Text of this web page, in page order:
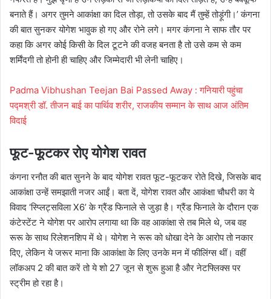
बनाते हैं। अगर तुमने आकांक्षा का दिल तोड़ा, तो उसके बाद मैं तुम्हें तोड़ूंगी।’ कंगना
की बात सुनकर योगेश भावुक हो गए और रोने लगे। मगर कंगना ने साफ तौर पर
कहा कि अगर कोई किसी के दिल टूटने की वजह बनता है तो उसे कम से कम
शर्मिंदगी तो होनी ही चाहिए और जिम्मेदारी भी लेनी चाहिए।
Padma Vibhushan Teejan Bai Passed Away : गनियारी पहुंचा
पद्मश्री डॉ. तीजन बाई का पार्थिव शरीर, राजकीय सम्मान के साथ आज अंतिम
विदाई
फूट-फूटकर रोए योगेश रावत
कंगना रनौत की बात सुनने के बाद योगेश रावत फूट-फूटकर रोते दिखे, जिसके बाद
आकांक्षा उन्हें समझाती नजर आईं। बता दें, योगेश रावत और आकंक्षा चौधरी का ये
विवाद ‘स्प्लिट्सविला X6’ के ग्रैंड फिनाले से जुड़ा है। ग्रैंड फिनाले के दौरान एक
कंटेस्टेंट ने योगेश पर आरोप लगाया था कि वह आकांक्षा से तब मिले थे, जब वह
रूरू के साथ रिलेशनशिप में थे। योगेश ने रूरू को धोखा देने के आरोप तो नकार
दिए, लेकिन ये जरूर माना कि आकांक्षा के लिए उनके मन में फीलिंग्स थीं। वहीं
लॉकअप 2 की बात करें तो ये शो 27 जून से शुरू हुआ है और नेटफ्लिक्स पर
स्ट्रीम हो रहा है।